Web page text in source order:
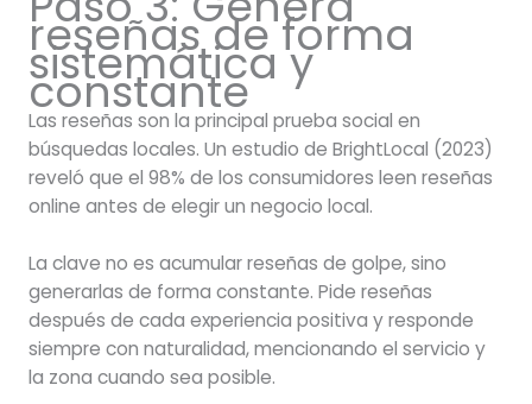
reseñas de forma
sistemática y
constante
Las reseñas son la principal prueba social en
búsquedas locales. Un estudio de BrightLocal (2023)
reveló que el 98% de los consumidores leen reseñas
online antes de elegir un negocio local.
La clave no es acumular reseñas de golpe, sino
generarlas de forma constante. Pide reseñas
después de cada experiencia positiva y responde
siempre con naturalidad, mencionando el servicio y
la zona cuando sea posible.